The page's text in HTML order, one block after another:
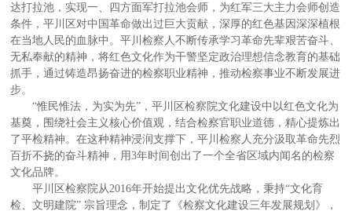
达打拉池，实现一、四方面军打拉池会师，为红军三大主力会师创造
条件，平川区对中国革命做出过巨大贡献，深厚的红色基因深深植根
在当地人民的血脉中。平川检察人不断传承学习革命先辈艰苦奋斗、
无私奉献的精神，将红色文化作为干警坚定政治理想信念教育的基础
抓手，通过铸造昂扬奋进的检察职业精神，推动检察事业不断发展进
步。
“惟民惟法，为实为先”，平川区检察院文化建设中以红色文化为
基奠，围绕社会主义核心价值观，结合检察官职业道德，精心提炼出
了平检精神。在这种精神浸润支撑下，平川检察人充分汲取革命先烈
百折不挠的奋斗精神，用3年时间创出了一个全省区域内闻名的检察
文化品牌。
平川区检察院从2016年开始提出文化优先战略，秉持“文化育
检、文明建院” 宗旨理念，制定了《检察文化建设三年发展规划》，